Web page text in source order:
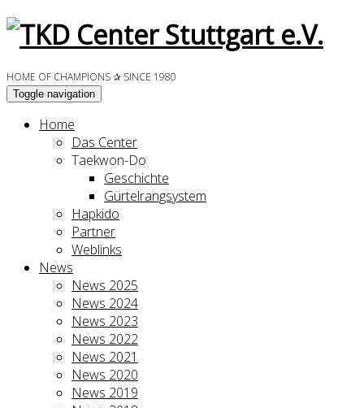
HOME OF CHAMPIONS ✰ SINCE 1980
Toggle navigation
Home
Das Center
Taekwon-Do
Geschichte
Gürtelrangsystem
Hapkido
Partner
Weblinks
News
News 2025
News 2024
News 2023
News 2022
News 2021
News 2020
News 2019